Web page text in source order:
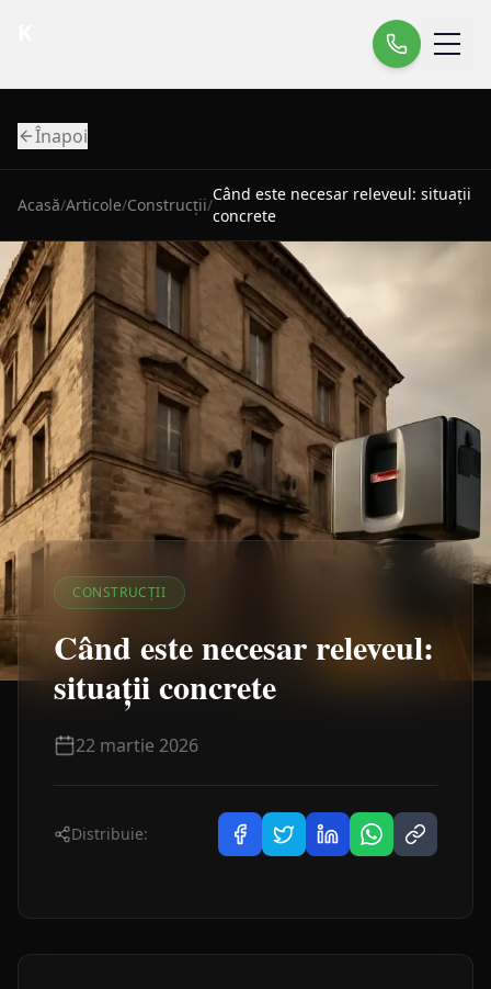
Înapoi
Acasă/Articole/Construcții/
Când este necesar releveul: situații
concrete
CONSTRUCȚII
Când este necesar releveul:
situații concrete
22 martie 2026
Distribuie: